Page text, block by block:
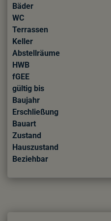
Bäder
WC
Terrassen
Keller
Abstellräume
HWB
fGEE
gültig bis
Baujahr
Erschließung
Bauart
Zustand
Hauszustand
Beziehbar